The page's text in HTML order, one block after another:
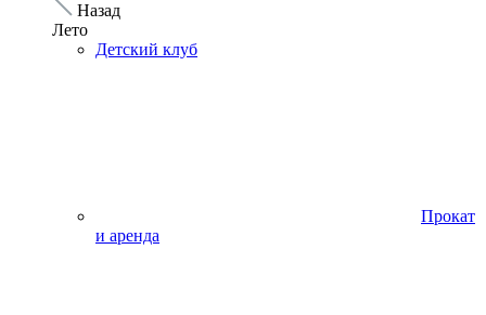
Назад
Лето
Детский клуб
Прокат
и аренда